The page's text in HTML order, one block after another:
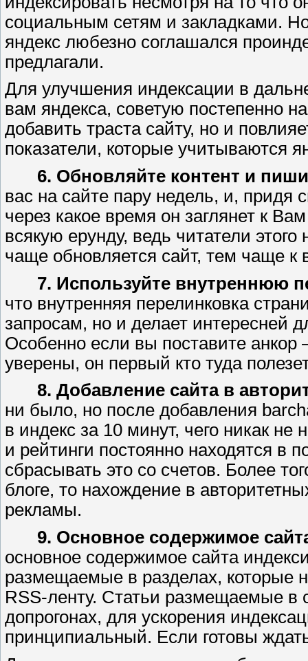
социальным сетям и закладками.
яндекс любезно соглашался
предлагали.
Для улучшения индексации в
вам яндекса, советую постепенно
добавить траста сайту, но и
показатели, которые учитываются
6. Обновляйте контент и
вас на сайте пару недель, и, придя
через какое время он заглянет к
всякую ерунду, ведь читатели
чаще обновляется сайт, тем чаще к
7. Используйте внутреннюю
что внутренняя перелинковка
запросам, но и делает интересней
Особенно если вы поставите
уверены, он первый кто туда
8. Добавление сайта в
ни было, но после добавления
в индекс за 10 минут, чего никак
и рейтинги постоянно находятся в
сбрасывать это со счетов. Более
блоге, то нахождение в
рекламы.
9. Основное содержимое
основное содержимое сайта
размещаемые в разделах, которые
RSS-ленту. Статьи размещаемые в
допрогонах, для ускорения
принципиальный. Если готовы